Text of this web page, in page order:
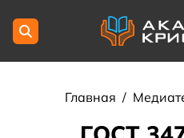
Главная /